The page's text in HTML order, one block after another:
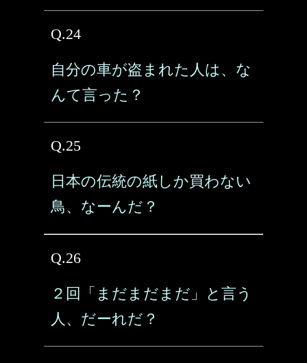
Q.24
自分の車が盗まれた人は、な
んて言った？
Q.25
日本の伝統の紙しか買わない
鳥、なーんだ？
Q.26
２回「まだまだまだ」と言う
人、だーれだ？